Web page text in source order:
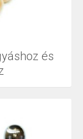
és